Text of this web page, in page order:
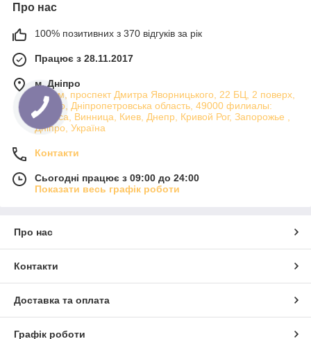
Про нас
100% позитивних з 370 відгуків за рік
Працює з 28.11.2017
м. Дніпро
Атріум, проспект Дмитра Яворницького, 22 БЦ, 2 поверх,
Дніпро, Дніпропетровська область, 49000 филиалы:
Одесса, Винница, Киев, Днепр, Кривой Рог, Запорожье ,
Дніпро, Україна
Контакти
Сьогодні працює з 09:00 до 24:00
Показати весь графік роботи
Про нас
Контакти
Доставка та оплата
Графік роботи